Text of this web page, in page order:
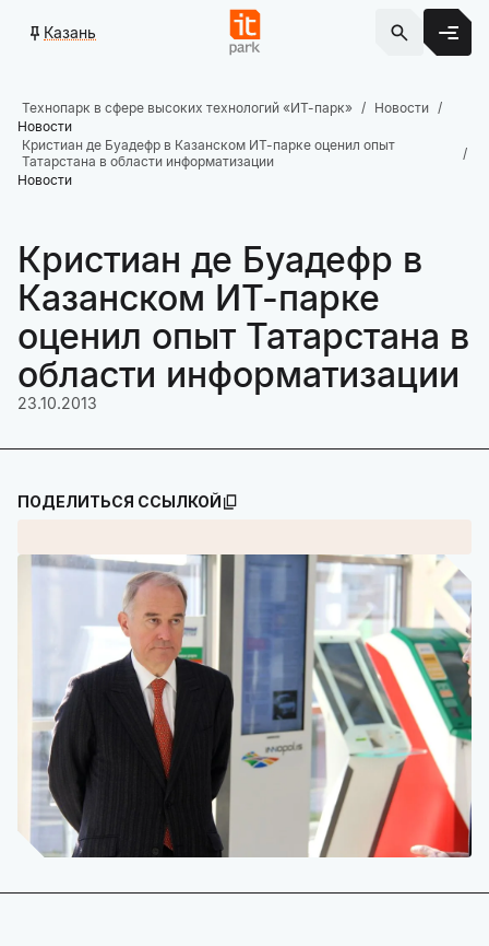
Казань
Технопарк в сфере высоких технологий «ИТ-парк»
Новости
Новости
Кристиан де Буадефр в Казанском ИТ-парке оценил опыт
Татарстана в области информатизации
Новости
Кристиан де Буадефр в
Казанском ИТ-парке
оценил опыт Татарстана в
области информатизации
23.10.2013
ПОДЕЛИТЬСЯ ССЫЛКОЙ